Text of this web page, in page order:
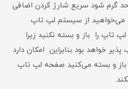
گرم شود سریع شارژ کردن اضافی
می‌خواهید از سیستم لپ تاپ
تاپ را باز و بسته نکنید زیرا
خواهد بود بنابراین امکان دارد
و بسته می‌کنید صفحه لپ تاپ